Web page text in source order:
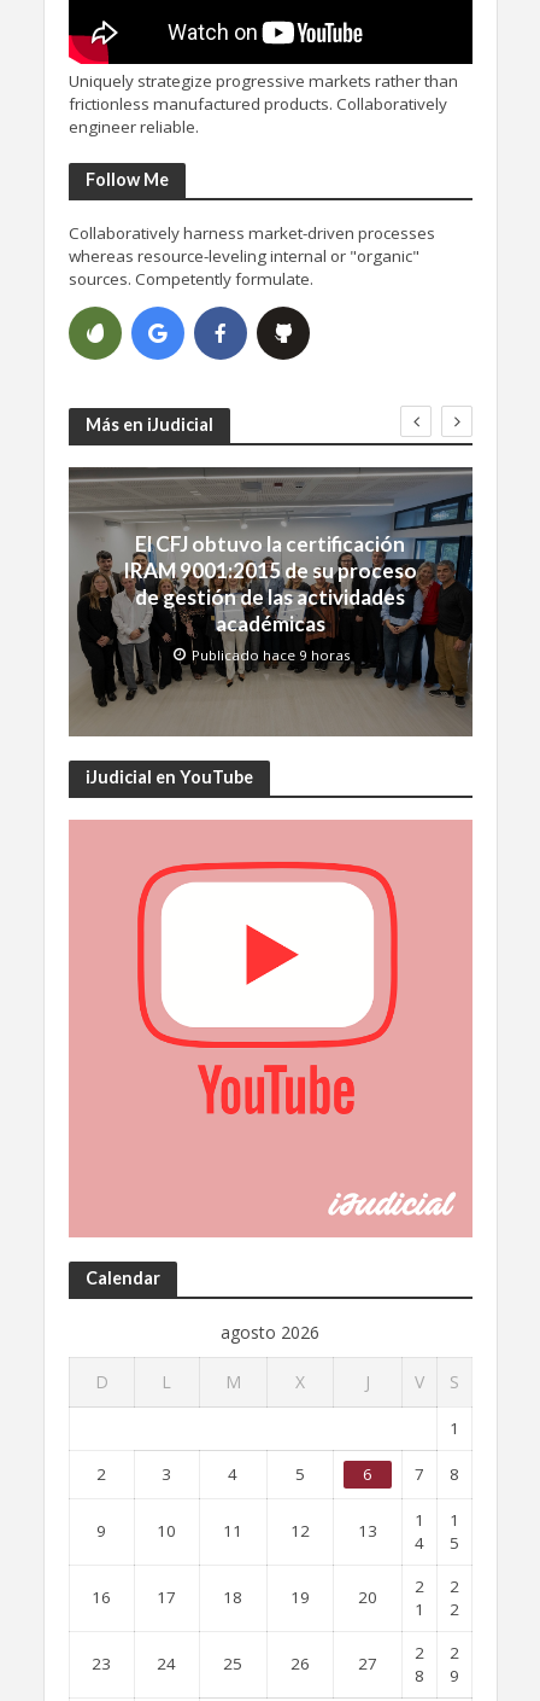
Uniquely strategize progressive markets rather than
frictionless manufactured products. Collaboratively
engineer reliable.
Follow Me
Collaboratively harness market-driven processes
whereas resource-leveling internal or "organic"
sources. Competently formulate.
Más en iJudicial
El CFJ obtuvo la certificación
IRAM 9001:2015 de su proceso
de gestión de las actividades
académicas
Publicado hace 9 horas
iJudicial en YouTube
Calendar
agosto 2026
D L M X J V S
1
2 3 4 5 6 7 8
9 10 11 12 13
1
4
1
5
16 17 18 19 20
2
1
2
2
23 24 25 26 27
2
8
2
9